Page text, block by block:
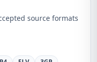
source formats